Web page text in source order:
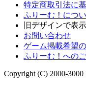
特定商取引法に
ふりーむ！につ
旧デザインで表示
お問い合わせ
ゲーム掲載希望
ふりーむ！への
Copyright (C) 2000-3000